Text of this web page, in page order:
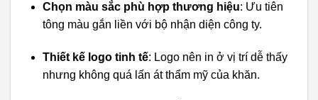
Chọn màu sắc phù hợp thương hiệu: Ưu tiên
tông màu gắn liền với bộ nhận diện công ty.
Thiết kế logo tinh tế: Logo nên in ở vị trí dễ thấy
nhưng không quá lấn át thẩm mỹ của khăn.